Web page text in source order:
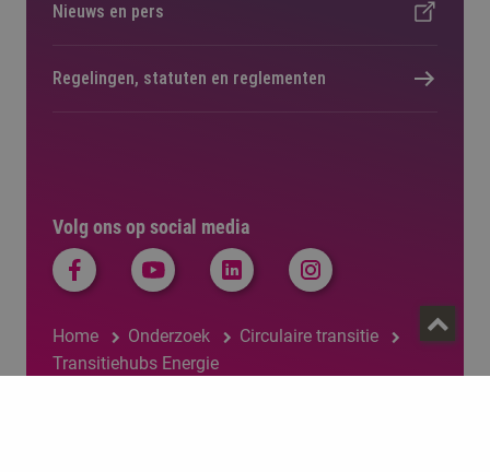
Volg ons op social media
Home Onderzoek
Circulaire transitie
Transitiehubs Energie
Nieuws en pers
Regelingen, statuten en reglementen